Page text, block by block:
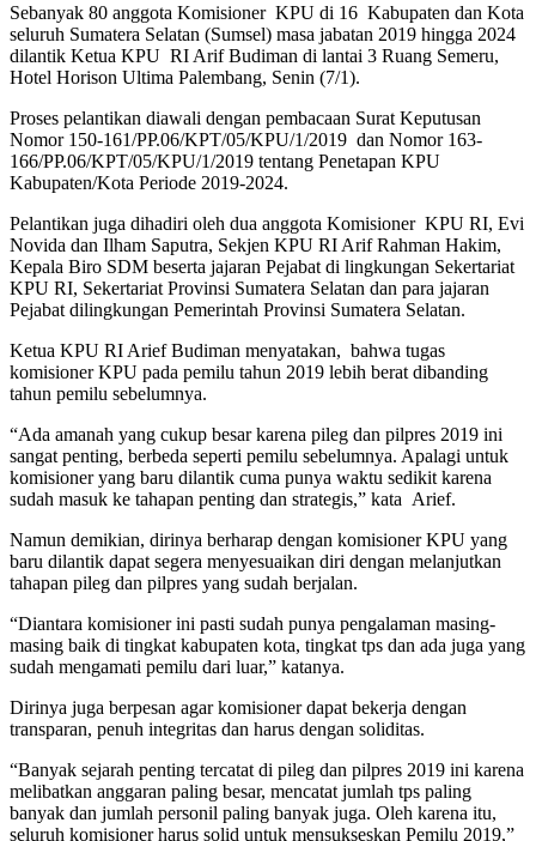
Sebanyak 80 anggota Komisioner KPU di 16 Kabupaten dan Kota
seluruh Sumatera Selatan (Sumsel) masa jabatan 2019 hingga 2024
dilantik Ketua KPU RI Arif Budiman di lantai 3 Ruang Semeru,
Hotel Horison Ultima Palembang, Senin (7/1).
Proses pelantikan diawali dengan pembacaan Surat Keputusan
Nomor 150-161/PP.06/KPT/05/KPU/1/2019 dan Nomor 163-
166/PP.06/KPT/05/KPU/1/2019 tentang Penetapan KPU
Kabupaten/Kota Periode 2019-2024.
Pelantikan juga dihadiri oleh dua anggota Komisioner KPU RI, Evi
Novida dan Ilham Saputra, Sekjen KPU RI Arif Rahman Hakim,
Kepala Biro SDM beserta jajaran Pejabat di lingkungan Sekertariat
KPU RI, Sekertariat Provinsi Sumatera Selatan dan para jajaran
Pejabat dilingkungan Pemerintah Provinsi Sumatera Selatan.
Ketua KPU RI Arief Budiman menyatakan, bahwa tugas
komisioner KPU pada pemilu tahun 2019 lebih berat dibanding
tahun pemilu sebelumnya.
“Ada amanah yang cukup besar karena pileg dan pilpres 2019 ini
sangat penting, berbeda seperti pemilu sebelumnya. Apalagi untuk
komisioner yang baru dilantik cuma punya waktu sedikit karena
sudah masuk ke tahapan penting dan strategis,” kata Arief.
Namun demikian, dirinya berharap dengan komisioner KPU yang
baru dilantik dapat segera menyesuaikan diri dengan melanjutkan
tahapan pileg dan pilpres yang sudah berjalan.
“Diantara komisioner ini pasti sudah punya pengalaman masing-
masing baik di tingkat kabupaten kota, tingkat tps dan ada juga yang
sudah mengamati pemilu dari luar,” katanya.
Dirinya juga berpesan agar komisioner dapat bekerja dengan
transparan, penuh integritas dan harus dengan soliditas.
“Banyak sejarah penting tercatat di pileg dan pilpres 2019 ini karena
melibatkan anggaran paling besar, mencatat jumlah tps paling
banyak dan jumlah personil paling banyak juga. Oleh karena itu,
seluruh komisioner harus solid untuk mensukseskan Pemilu 2019,”